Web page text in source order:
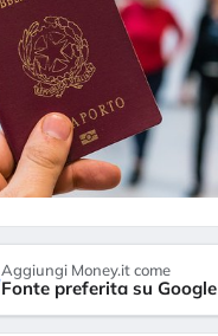
Aggiungi Money.it come
Fonte preferita su Google